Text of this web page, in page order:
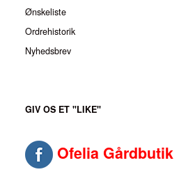
Ønskeliste
Ordrehistorik
Nyhedsbrev
GIV OS ET "LIKE"
Ofelia Gårdbutik